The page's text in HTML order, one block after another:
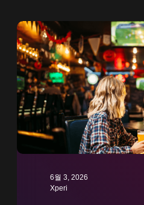
6월 3, 2026
Xperi